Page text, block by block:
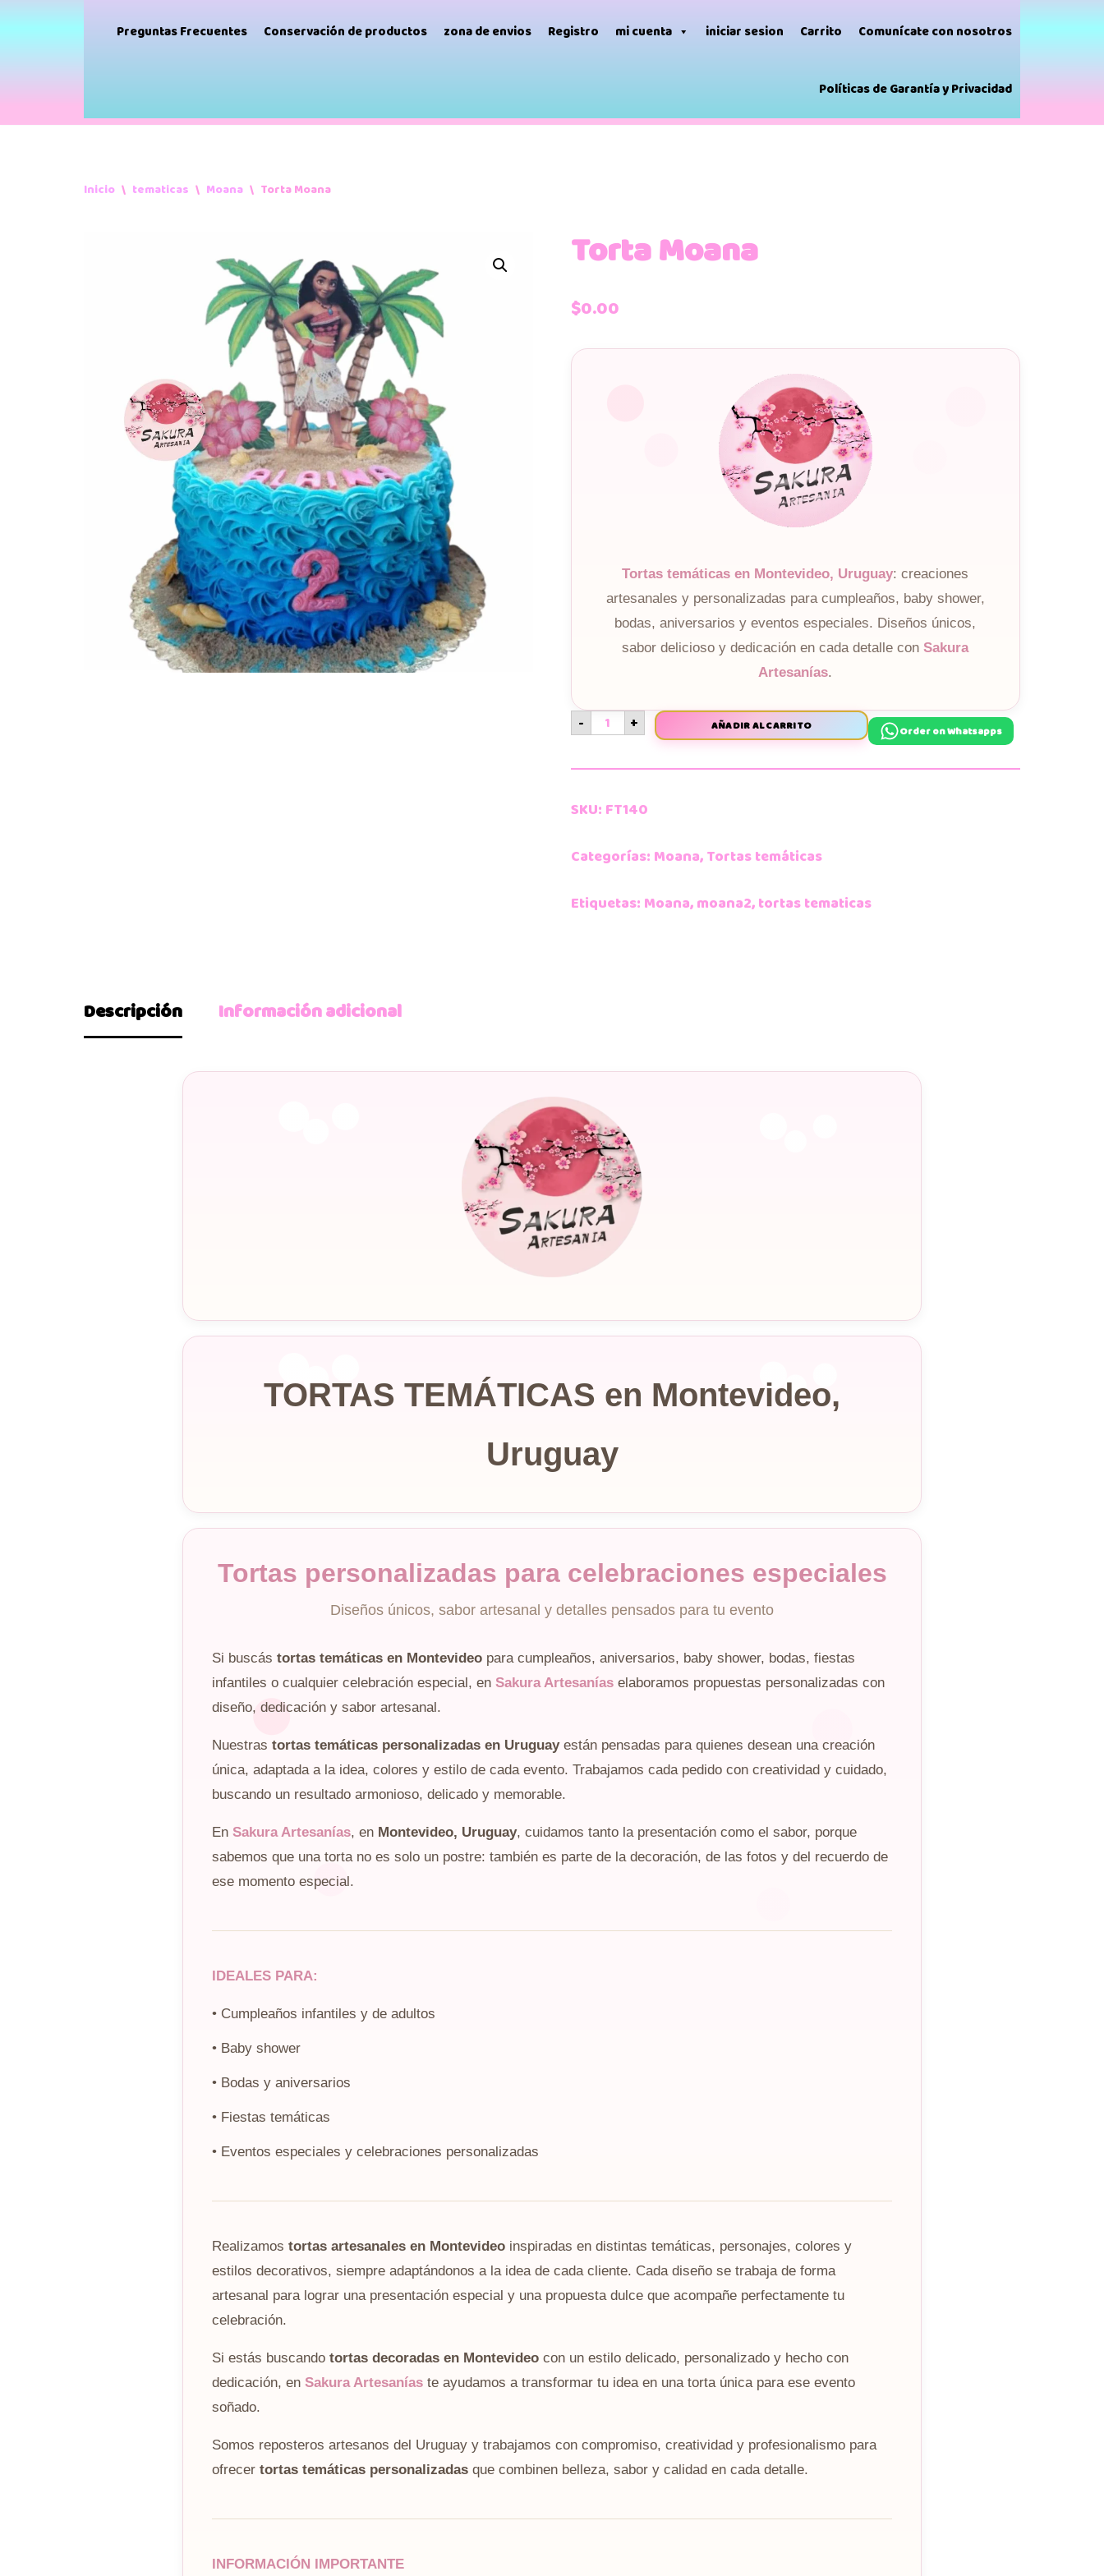
Preguntas Frecuentes Conservación de productos zona de envios Registro mi cuenta iniciar sesion Carrito Comunícate con nosotros
Políticas de Garantía y Privacidad
Inicio \ tematicas \ Moana \ Torta Moana
Torta Moana
$0.00
Tortas temáticas en Montevideo, Uruguay: creaciones
artesanales y personalizadas para cumpleaños, baby shower,
bodas, aniversarios y eventos especiales. Diseños únicos,
sabor delicioso y dedicación en cada detalle conSakura
Artesanías.
- + AÑADIR AL CARRITO Order on Whatsapps
SKU: FT140
Categorías: Moana,Tortas temáticas
Etiquetas: Moana,moana2,tortas tematicas
Descripción Información adicional
TORTAS TEMÁTICAS en Montevideo,
Uruguay
Tortas personalizadas para celebraciones especiales
Diseños únicos, sabor artesanal y detalles pensados para tu evento
Si buscás tortas temáticas en Montevideo para cumpleaños, aniversarios, baby shower, bodas, fiestas
infantiles o cualquier celebración especial, en Sakura Artesanías elaboramos propuestas personalizadas con
diseño, dedicación y sabor artesanal.
Nuestras tortas temáticas personalizadas en Uruguayestán pensadas para quienes desean una creación
única, adaptada a la idea, colores y estilo de cada evento. Trabajamos cada pedido con creatividad y cuidado,
buscando un resultado armonioso, delicado y memorable.
En Sakura Artesanías, en Montevideo, Uruguay, cuidamos tanto la presentación como el sabor, porque
sabemos que una torta no es solo un postre: también es parte de la decoración, de las fotos y del recuerdo de
ese momento especial.
IDEALES PARA:
• Cumpleaños infantiles y de adultos
• Baby shower
• Bodas y aniversarios
• Fiestas temáticas
• Eventos especiales y celebraciones personalizadas
Realizamos tortas artesanales en Montevideo inspiradas en distintas temáticas, personajes, colores y
estilos decorativos, siempre adaptándonos a la idea de cada cliente. Cada diseño se trabaja de forma
artesanal para lograr una presentación especial y una propuesta dulce que acompañe perfectamente tu
celebración.
Si estás buscando tortas decoradas en Montevideo con un estilo delicado, personalizado y hecho con
dedicación, en Sakura Artesanías te ayudamos a transformar tu idea en una torta única para ese evento
soñado.
Somos reposteros artesanos del Uruguay y trabajamos con compromiso, creatividad y profesionalismo para
ofrecer tortas temáticas personalizadas que combinen belleza, sabor y calidad en cada detalle.
INFORMACIÓN IMPORTANTE